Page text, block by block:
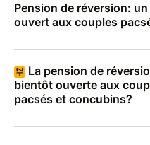
Pension de réversion:
ouvert aux couples
La pension de
bientôt ouverte aux
pacsés et concubins?